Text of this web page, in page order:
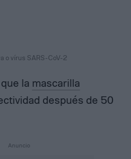
o vírus SARS-CoV-2
la mascarilla
después de 50